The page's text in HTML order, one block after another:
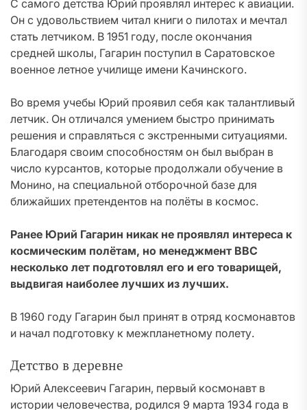
С самого детства Юрий проявлял интерес к авиации.
Он с удовольствием читал книги о пилотах и мечтал
стать летчиком. В 1951 году, после окончания
средней школы, Гагарин поступил в Саратовское
военное летное училище имени Качинского.
Во время учебы Юрий проявил себя как талантливый
летчик. Он отличался умением быстро принимать
решения и справляться с экстренными ситуациями.
Благодаря своим способностям он был выбран в
число курсантов, которые продолжали обучение в
Монино, на специальной отборочной базе для
ближайших претендентов на полёты в космос.
Ранее Юрий Гагарин никак не проявлял интереса к
космическим полётам, но менеджмент ВВС
несколько лет подготовлял его и его товарищей,
выдвигая наиболее лучших из лучших.
В 1960 году Гагарин был принят в отряд космонавтов
и начал подготовку к межпланетному полету.
Детство в деревне
Юрий Алексеевич Гагарин, первый космонавт в
истории человечества, родился 9 марта 1934 года в